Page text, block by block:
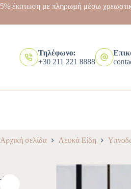
5% έκπτωση με πληρωμή μέσω
Τηλέφωνο:
+30 211 221 8888
Αρχική σελίδα Λευκά Είδη
-10%